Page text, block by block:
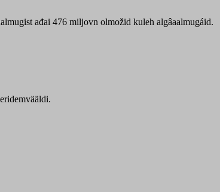
ađai 476 miljovn olmožid kuleh algâaalmugáid.